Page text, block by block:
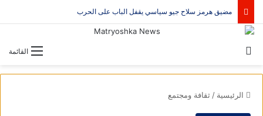
مضيق هرمز سلاح جيو سياسي يقفل الباب على الحرب
القائمة
الرئيسية / ثقافة ومجتمع